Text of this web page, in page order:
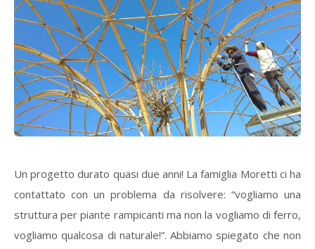
Un progetto durato quasi due anni! La famiglia Moretti ci ha
contattato con un problema da risolvere: “vogliamo una
struttura per piante rampicanti ma non la vogliamo di ferro,
vogliamo qualcosa di naturale!”. Abbiamo spiegato che non